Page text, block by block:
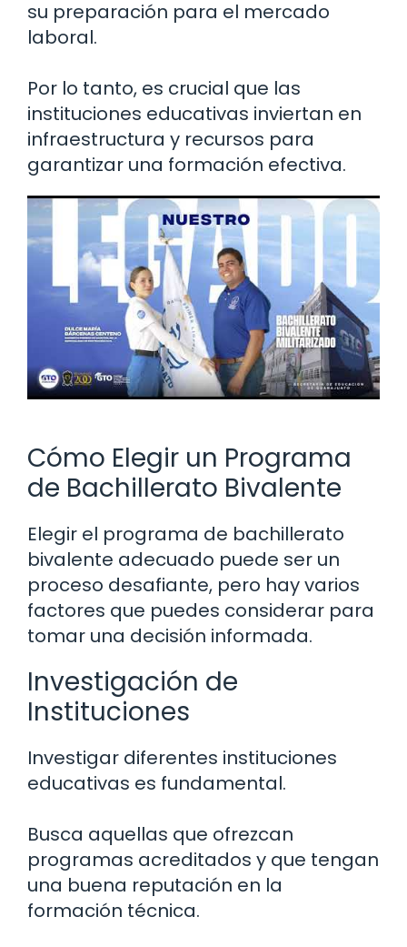
su preparación para el mercado
laboral.
Por lo tanto, es crucial que las
instituciones educativas inviertan en
infraestructura y recursos para
garantizar una formación efectiva.
Cómo Elegir un Programa
de Bachillerato Bivalente
Elegir el programa de bachillerato
bivalente adecuado puede ser un
proceso desafiante, pero hay varios
factores que puedes considerar para
tomar una decisión informada.
Investigación de
Instituciones
Investigar diferentes instituciones
educativas es fundamental.
Busca aquellas que ofrezcan
programas acreditados y que tengan
una buena reputación en la
formación técnica.